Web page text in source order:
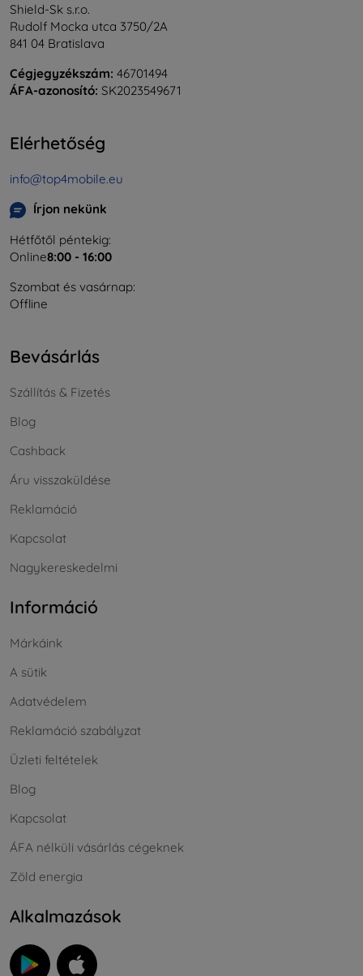
Shield-Sk s.r.o.
Rudolf Mocka utca 3750/2A
841 04 Bratislava
Cégjegyzékszám: 46701494
ÁFA-azonosító: SK2023549671
Elérhetőség
info@top4mobile.eu
Írjon nekünk
Hétfőtől péntekig:
Online8:00 - 16:00
Szombat és vasárnap:
Offline
Bevásárlás
Szállítás & Fizetés
Blog
Cashback
Áru visszaküldése
Reklamáció
Kapcsolat
Nagykereskedelmi
Információ
Márkáink
A sütik
Adatvédelem
Reklamáció szabályzat
Üzleti feltételek
Blog
Kapcsolat
ÁFA nélküli vásárlás cégeknek
Zöld energia
Alkalmazások